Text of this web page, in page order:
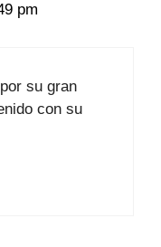
pm
su gran
con su